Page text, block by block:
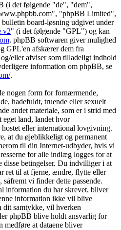
(i det følgende "de", "dem",
"phpBB Limited",
board-løsning udgivet under
v2" (i det følgende "GPL") og kan
. phpBB softwaren giver mulighed
GPL'en afskærer dem fra
eller afviser som tilladeligt indhold
information om phpBB, se
.
nogen form for fornærmende,
hadefuldt, truende eller sexuelt
andet materiale, som er i strid med
land, landet hvor
eller international lovgivning.
at du øjeblikkeligt og permanent
til din Internet-udbyder, hvis vi
for alle indlæg logges for at
betingelser. Du indvilliger i at
ret til at fjerne, ændre, flytte eller
vi finder dette passende.
information du har skrevet, bliver
information ikke vil blive
dit samtykke, vil hverken
phpBB blive holdt ansvarlig for
medføre at dataene bliver